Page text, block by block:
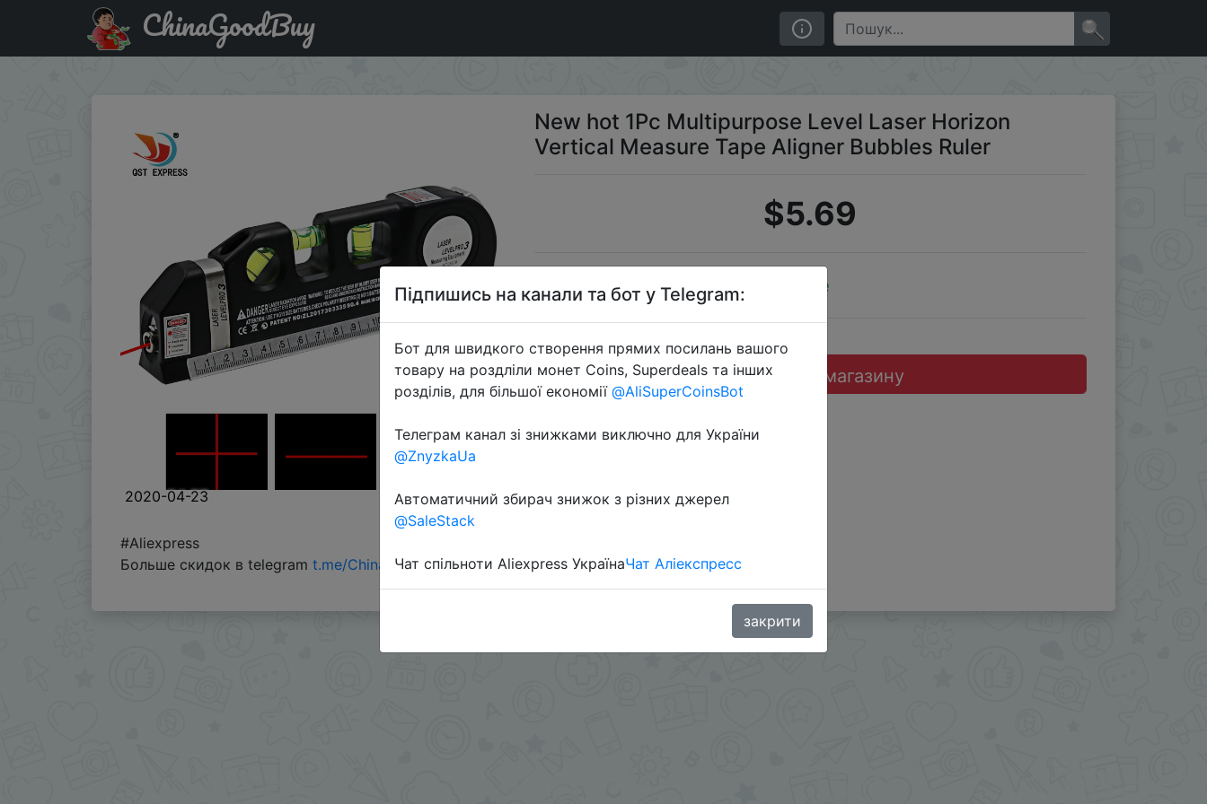
Придбати по знижці New hot 1Pc Multipurpose Level Laser Horizon Vertical Measure Tape Aligner Bubbles Ruler
ChinaGoodBuy
2020-04-23
New hot 1Pc Multipurpose Level Laser Horizon
Vertical Measure Tape Aligner Bubbles Ruler
$5.69
Sale
Перейти до магазину
#Aliexpress
Больше скидок в telegram t.me/ChinaGoodBuy
Підпишись на канали та бот у Telegram:
Бот для швидкого створення прямих посилань вашого
товару на роздліли монет Coins, Superdeals та інших
розділів, для більшої економії @AliSuperCoinsBot
Телеграм канал зі знижками виключно для України
@ZnyzkaUa
Автоматичний збирач знижок з різних джерел
@SaleStack
Чат спільноти Aliexpress УкраїнаЧат Аліекспресс
закрити